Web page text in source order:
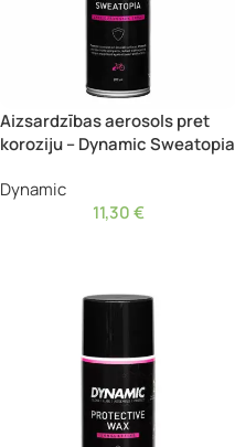
Aizsardzības aerosols pret
koroziju – Dynamic Sweatopia
Dynamic
11,30€